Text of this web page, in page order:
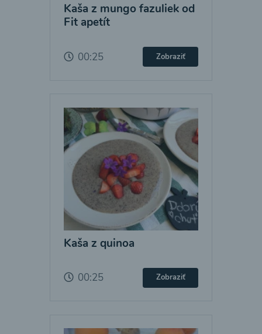
Kaša z mungo fazuliek od
Fit apetít
00:25 Zobraziť
Kaša z quinoa
00:25 Zobraziť